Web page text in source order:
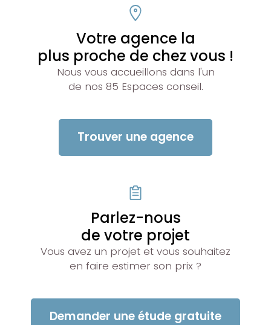
Votre agence la
plus proche de chez vous !
Nous vous accueillons dans l'un
de nos 85 Espaces conseil.
Trouver une agence
Parlez-nous
de votre projet
Vous avez un projet et vous souhaitez
en faire estimer son prix ?
Demander une étude gratuite